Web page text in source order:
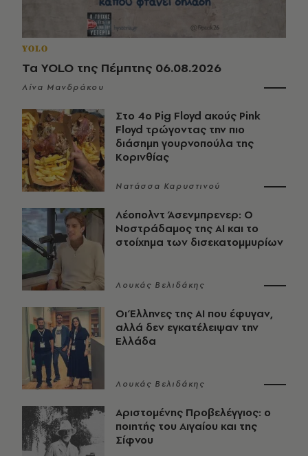
YOLO
Τα YOLO της Πέμπτης 06.08.2026
Λίνα Μανδράκου
Στο 4ο Pig Floyd ακούς Pink
Floyd τρώγοντας την πιο
διάσημη γουρνοπούλα της
Κορινθίας
Νατάσσα Καρυστινού
Λέοπολντ Άσενμπρενερ: Ο
Νοστράδαμος της AI και το
στοίχημα των δισεκατομμυρίων
Λουκάς Βελιδάκης
Οι Έλληνες της ΑΙ που έφυγαν,
αλλά δεν εγκατέλειψαν την
Ελλάδα
Λουκάς Βελιδάκης
Αριστομένης Προβελέγγιος: ο
ποιητής του Αιγαίου και της
Σίφνου